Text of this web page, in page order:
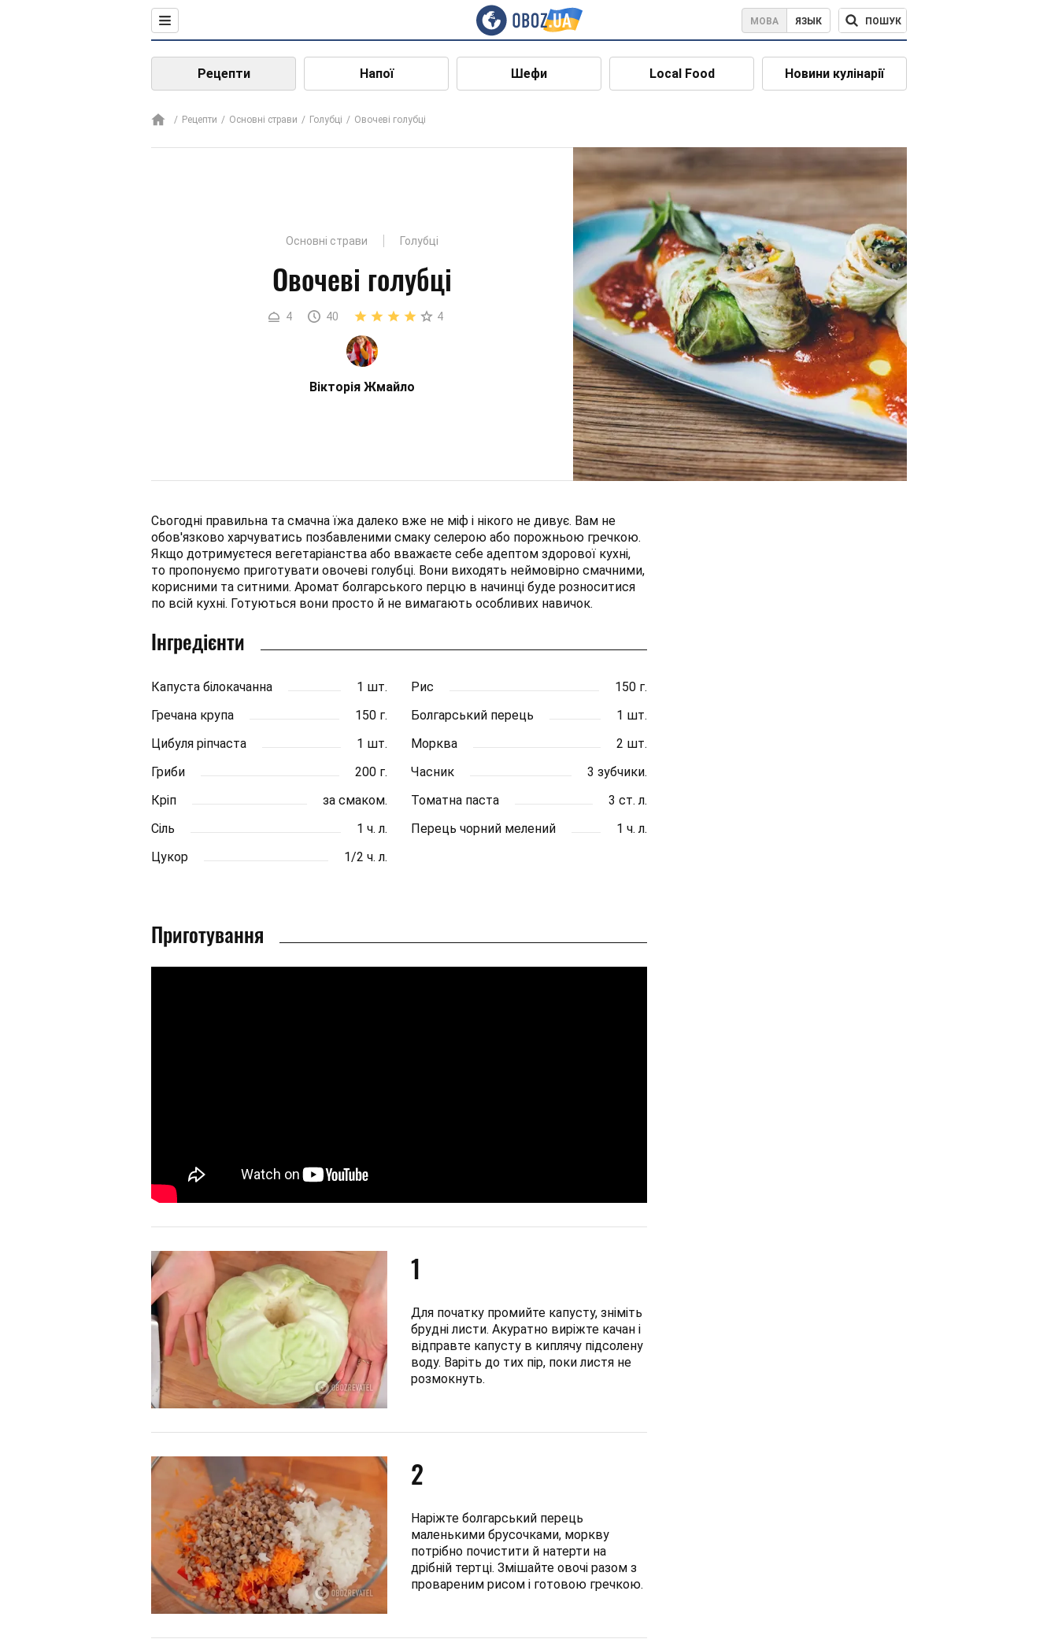
МОВА ЯЗЫК ПОШУК
Рецепти Напої Шефи Local Food Новини кулінарії
Рецепти Основні страви Голубці Овочеві голубці
Основні страви Голубці
Овочеві голубці
4 40 4
Вікторія Жмайло
Сьогодні правильна та смачна їжа далеко вже не міф і нікого не дивує. Вам не
обов'язково харчуватись позбавленими смаку селерою або порожньою гречкою.
Якщо дотримуєтеся вегетаріанства або вважаєте себе адептом здорової кухні,
то пропонуємо приготувати овочеві голубці. Вони виходять неймовірно смачними,
корисними та ситними. Аромат болгарського перцю в начинці буде розноситися
по всій кухні. Готуються вони просто й не вимагають особливих навичок.
Інгредієнти
Капуста білокачанна 1 шт. Рис
150 г.
Гречана крупа
150 г. Болгарський перець
1 шт.
Цибуля ріпчаста
1 шт. Морква
2 шт.
Гриби
200 г. Часник
3 зубчики.
Кріп
за смаком. Томатна паста
3 ст. л.
Сіль
1 ч. л. Перець чорний мелений
1 ч. л.
Цукор
1/2 ч. л.
Приготування
1
Для початку промийте капусту, зніміть
брудні листи. Акуратно виріжте качан і
відправте капусту в киплячу підсолену
воду. Варіть до тих пір, поки листя не
розмокнуть.
2
Наріжте болгарський перець
маленькими брусочками, моркву
потрібно почистити й натерти на
дрібній тертці. Змішайте овочі разом з
провареним рисом і готовою гречкою.